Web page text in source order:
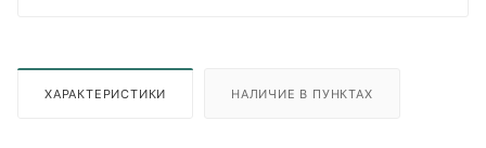
ХАРАКТЕРИСТИКИ НАЛИЧИЕ В ПУНКТАХ